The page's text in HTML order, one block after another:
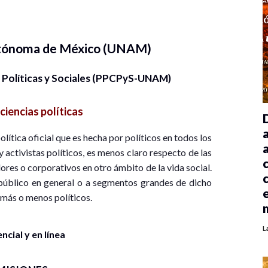
de México (UNAM)
y Sociales (PPCPyS-UNAM)
ciencias políticas
oficial que es hecha por políticos en todos los
activistas políticos, es menos claro respecto de las
o corporativos en otro ámbito de la vida social.
en general o a segmentos grandes de dicho
o menos políticos.
y en línea